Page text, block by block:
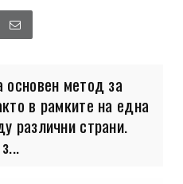
основен метод за
в рамките на една
различни страни.